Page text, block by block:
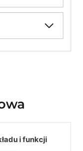
i funkcji